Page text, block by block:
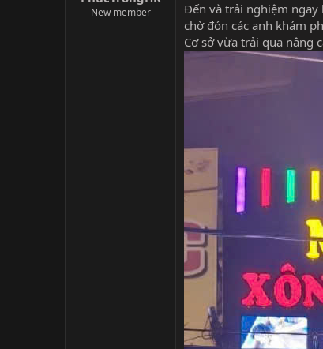
New member Đến và trải nghiệm ngay
chờ đón các anh khám
Cơ sở vừa trải qua nâng